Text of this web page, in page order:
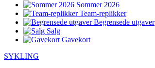
Sommer 2026
Team-replikker
Begrensede utgaver
Salg
Gavekort
SYKLING